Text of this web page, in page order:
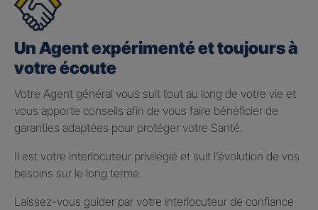
Un Agent expérimenté et toujours à
votre écoute
Votre Agent général vous suit tout au long de votre vie et
vous apporte conseils afin de vous faire bénéficier de
garanties adaptées pour protéger votre Santé.
Il est votre interlocuteur privilégié et suit l’évolution de vos
besoins sur le long terme.
Laissez-vous guider par votre interlocuteur de confiance